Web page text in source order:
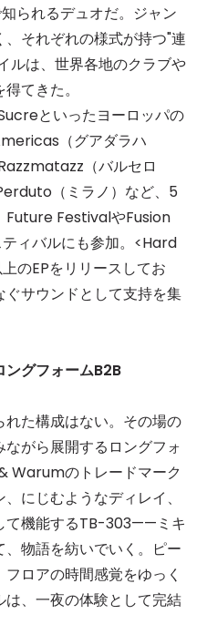
られるデュオだ。ジャン
それぞれの様式が持つ"連
ルは、世界各地のクラブや
てきた。
といったヨーロッパの
（グアダラハ
（バルセロ
（ミラノ）など、5
Future FestivalやFusion
ィバルにも参加。<Hard
のEPをリリースしてお
ぐサウンドとして支持を集
ングフォームB2B
た構成はない。その場の
がら展開するロングフォ
Warumのトレードマーク
にじむようなディレイ、
て機能するTB-303——ミキ
物語を紡いでいく。ピー
ロアの時間感覚をゆっく
は、一夜の体験として完結